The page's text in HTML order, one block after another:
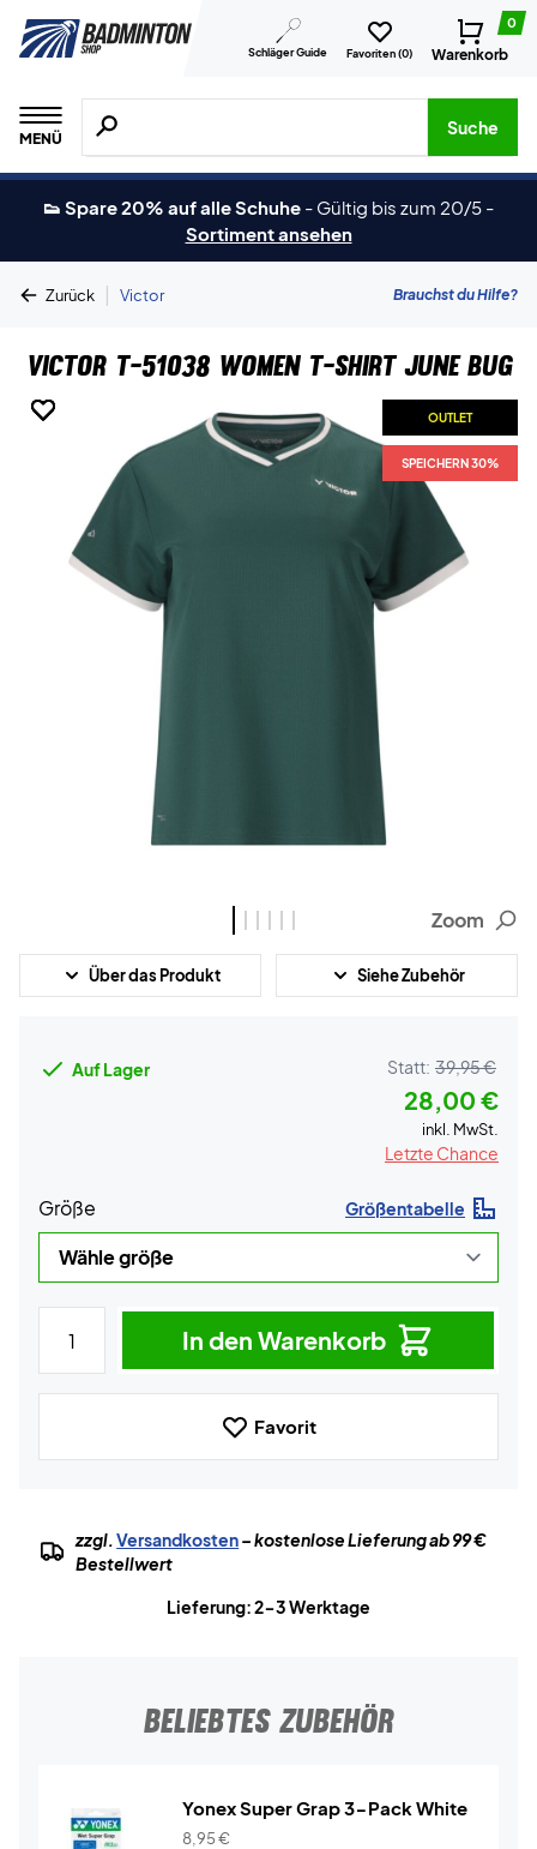
Schläger Guide Favoriten (0)
0
Warenkorb
MENÜ
Suche nach Produkten, Marken usw.
Suche
👟 Spare 20% auf alle Schuhe - Gültig bis zum 20/5 -
Sortiment ansehen
Zurück | Victor Brauchst du Hilfe?
Victor T-51038 Women T-shirt June Bug
OUTLET
SPEICHERN 30%
OUTLET
SPEICHERN 30%
OUTLET
SPEICHERN 30%
OUTLET
SPEICHERN 30%
OUTLET
SPEICHERN 30%
OUTLET
SPEICHERN 30%
Zoom
Über das Produkt Siehe Zubehör
Auf Lager Statt: 39,95 €
28,00 €
inkl. MwSt.
Letzte Chance
Größe Größentabelle
In den Warenkorb
Favorit
zzgl.Versandkosten– kostenlose Lieferung ab 99 €
Bestellwert
Lieferung: 2-3 Werktage
BELIEBTES ZUBEHÖR
Yonex Super Grap 3-Pack White
8,95€